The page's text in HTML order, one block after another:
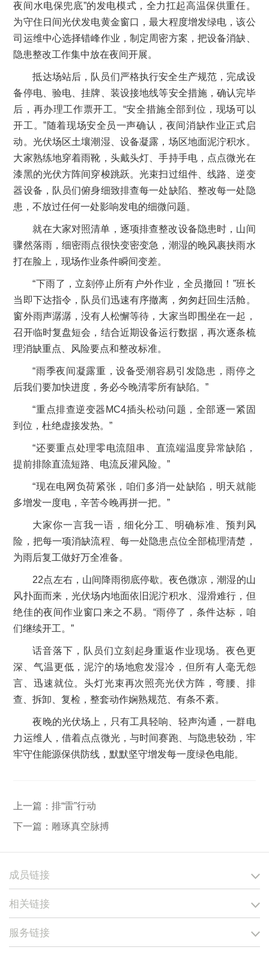
夜间水电保兜底”的发电模式，全力扛起高温保供重任。
为守住日间光伏发电黄金窗口，最大程度增发绿电，该公
司运维中心选择错峰作业，制定周密方案，把设备消缺、
隐患整改工作集中放在夜间开展。
抵达场站后，队员们严格执行安全生产规范，完成设
备停电、验电、挂牌、装设接地线等安全措施，确认完毕
后，再办理工作票开工。“安全措施全部到位，现场可以
开工。”随着现场安全员一声确认，夜间消缺作业正式启
动。光伏场区土壤潮湿、设备凝露，场区地面泥泞积水。
大家熟练地穿着雨靴，头戴头灯、手持手电，点点微光在
漆黑的光伏方阵间穿梭跳跃。光束扫过组件、线路、逆变
器设备，队员们俯身细致排查每一处缺陷、整改每一处隐
患，不放过任何一处影响发电的细微问题。
就在大家对照清单，逐项排查整改设备隐患时，山间
骤然落雨，细密雨点很快变密变急，潮湿的晚风裹挟雨水
打在脸上，现场作业条件瞬间变差。
“下雨了，立刻停止所有户外作业，全员撤回！”班长
当即下达指令，队员们迅速有序撤离，匆匆赶回生活舱。
窗外雨声潺潺，没有人松懈等待，大家当即围坐在一起，
召开临时复盘短会，结合近期设备运行数据，再次逐条梳
理消缺重点、风险要点和整改标准。
“雨季夜间凝露重，设备受潮容易引发隐患，雨停之
后我们要加快进度，务必今晚清零所有缺陷。”
“重点排查逆变器MC4插头松动问题，全部逐一紧固
到位，杜绝虚接发热。”
“还要重点处理零电流阻串、直流端温度异常缺陷，
提前排除直流短路、电流反灌风险。”
“现在电网负荷紧张，咱们多消一处缺陷，明天就能
多增发一度电，辛苦今晚再拼一把。”
大家你一言我一语，细化分工、明确标准、预判风
险，把每一项消缺流程、每一处隐患点位全部梳理清楚，
为雨后复工做好万全准备。
22点左右，山间降雨彻底停歇。夜色微凉，潮湿的山
风扑面而来，光伏场内地面依旧泥泞积水、湿滑难行，但
绝佳的夜间作业窗口来之不易。“雨停了，条件达标，咱
们继续开工。”
话音落下，队员们立刻起身重返作业现场。夜色更
深、气温更低，泥泞的场地愈发湿冷，但所有人毫无怨
言、迅速就位。头灯光束再次照亮光伏方阵，弯腰、排
查、拆卸、复检，整套动作娴熟规范、有条不紊。
夜晚的光伏场上，只有工具轻响、轻声沟通，一群电
力运维人，借着点点微光，与时间赛跑、与隐患较劲，牢
牢守住能源保供防线，默默坚守增发每一度绿色电能。
上一篇：排“雷”行动
下一篇： 雕琢真空脉搏
成员链接
相关链接
服务链接